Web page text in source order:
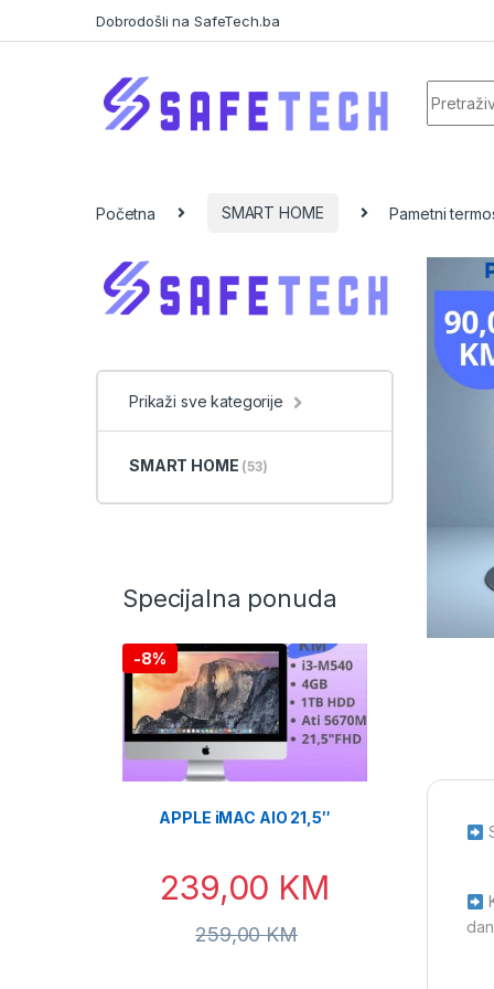
Dobrodošli na SafeTech.ba
Početna SMART HOME Pametni
Prikaži sve kategorije
SMART HOME (53)
Specijalna ponuda
-8%
APPLE iMAC AIO 21,5″
239,00 KM
259,00KM